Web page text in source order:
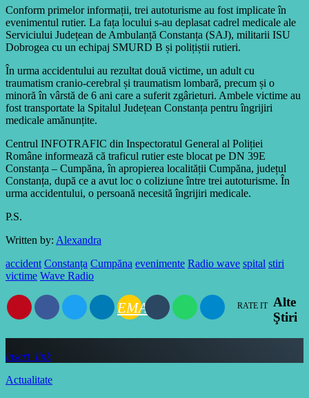
Conform primelor informații, trei autoturisme au fost implicate în
evenimentul rutier. La fața locului s-au deplasat cadrel medicale ale
Serviciului Județean de Ambulanță Constanța (SAJ), militarii ISU
Dobrogea cu un echipaj SMURD B și polițiștii rutieri.
În urma accidentului au rezultat două victime, un adult cu
traumatism cranio-cerebral și traumatism lombară, precum și o
minoră în vârstă de 6 ani care a suferit zgârieturi. Ambele victime au
fost transportate la Spitalul Județean Constanța pentru îngrijiri
medicale amănunțite.
Centrul INFOTRAFIC din Inspectoratul General al Poliției
Române informează că traficul rutier este blocat pe DN 39E
Constanța – Cumpăna, în apropierea localității Cumpăna, județul
Constanța, după ce a avut loc o coliziune între trei autoturisme. În
urma accidentului, o persoană necesită îngrijiri medicale.
P.S.
Written by: Alexandra
accident Constanța Cumpăna evenimente Radio wave spital stiri
victime Wave Radio
EMAIL RATE IT Alte
Ştiri
insert_link
Actualitate